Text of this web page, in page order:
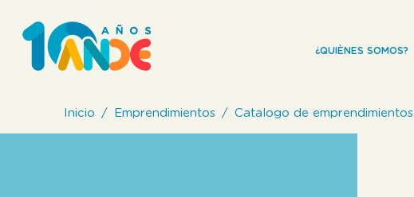
¿QUIÈNES SOMOS?
Inicio Emprendimientos Catalogo de emprendimientos